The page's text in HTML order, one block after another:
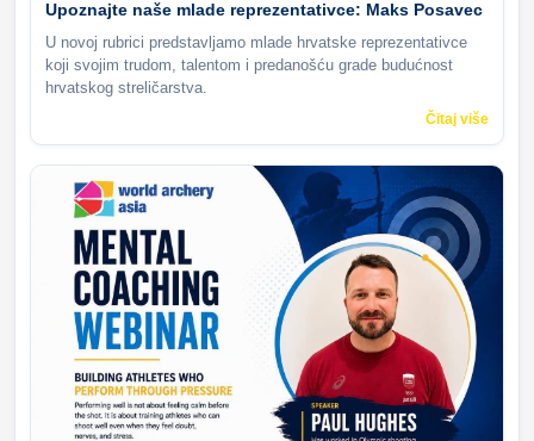
Upoznajte naše mlade reprezentativce: Maks Posavec
U novoj rubrici predstavljamo mlade hrvatske reprezentativce
koji svojim trudom, talentom i predanošću grade budućnost
hrvatskog streličarstva.
Čitaj više